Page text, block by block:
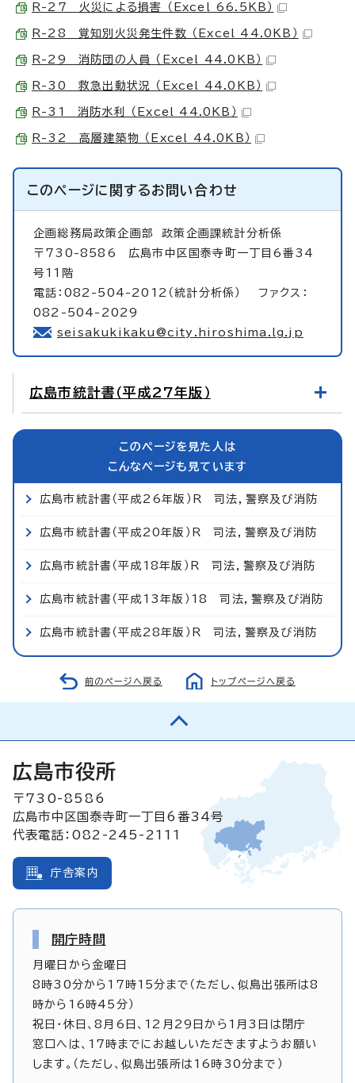
R-27 火災による損害 （Excel 66.5KB）
R-28 覚知別火災発生件数 （Excel 44.0KB）
R-29 消防団の人員 （Excel 44.0KB）
R-30 救急出動状況 （Excel 44.0KB）
R-31 消防水利 （Excel 44.0KB）
R-32 高層建築物 （Excel 44.0KB）
このページに関するお問い合わせ
企画総務局政策企画部政策企画課統計分析係
〒730-8586 広島市中区国泰寺町一丁目6番34
号11階
電話：082-504-2012（統計分析係） ファクス：
082-504-2029
seisakukikaku@city.hiroshima.lg.jp
広島市統計書（平成27年版）
このページを見た人は
こんなページも見ています
広島市統計書（平成26年版）R 司法，警察及び消防
広島市統計書（平成20年版）R 司法，警察及び消防
広島市統計書（平成18年版）R 司法，警察及び消防
広島市統計書（平成13年版）18 司法，警察及び消防
広島市統計書（平成28年版）R 司法，警察及び消防
前のページへ戻る トップページへ戻る
広島市役所
〒730-8586
広島市中区国泰寺町一丁目6番34号
代表電話：082-245-2111
庁舎案内
開庁時間
月曜日から金曜日
8時30分から17時15分まで（ただし、似島出張所は8
時から16時45分）
祝日・休日、8月6日、12月29日から1月3日は閉庁
窓口へは、17時までにお越しいただきますようお願い
します。（ただし、似島出張所は16時30分まで）